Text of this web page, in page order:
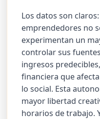
Los datos son
emprendedores no
experimentan un
controlar sus
ingresos
financiera que
lo social. Esta
mayor libertad
horarios de trabajo.